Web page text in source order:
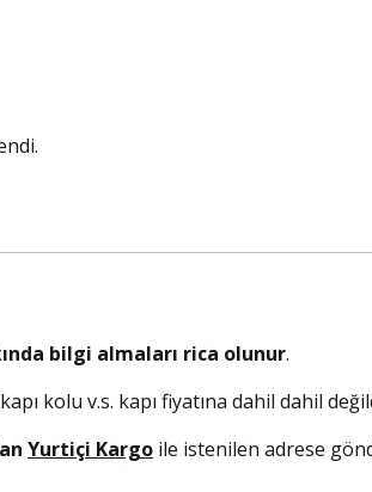
bilgi almaları rica olunur.
kolu v.s. kapı fiyatına dahil dahil
Yurtiçi Kargo ile istenilen adrese